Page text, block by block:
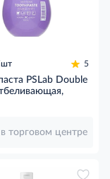
5
PSLab Double
в торговом центре